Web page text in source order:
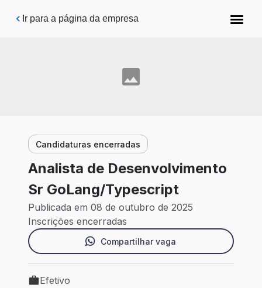
Pular para o conteúdo principal
Ir para a página da empresa
Candidaturas encerradas
Analista de Desenvolvimento
Sr GoLang/Typescript
Publicada em 08 de outubro de 2025
Inscrições encerradas
Compartilhar vaga
Efetivo